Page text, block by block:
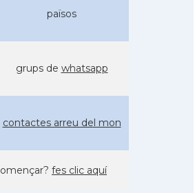
països
grups de whatsapp
contactes arreu del mon
fes clic aquí